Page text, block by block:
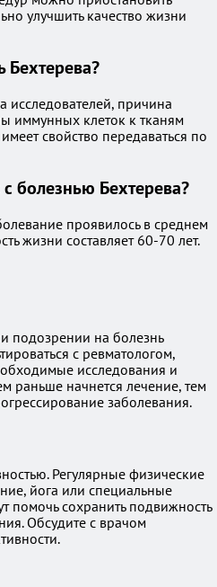
улучшить качество жизни
Бехтерева?
исследователей, причина
иммунных клеток к тканям
свойство передаваться по
болезнью Бехтерева?
проявилось в среднем
жизни составляет 60-70 лет.
подозрении на болезнь
с ревматологом,
исследования и
раньше начнется лечение, тем
заболевания.
Регулярные физические
йога или специальные
помочь сохранить подвижность
Обсудите с врачом